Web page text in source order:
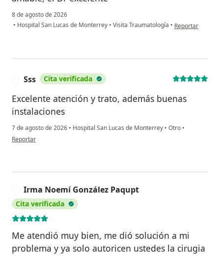
8 de agosto de 2026
• Hospital San Lucas de Monterrey • Visita Traumatología • en opinión del
Reportar
Sss Cita verificada
Excelente atención y trato, además buenas
instalaciones
7 de agosto de 2026 • Hospital San Lucas de Monterrey • Otro •
en opinión del usuario Sss
Reportar
Irma Noemí González Paqupt
Cita verificada
Me atendió muy bien, me dió solución a mi
problema y ya solo autoricen ustedes la cirugia